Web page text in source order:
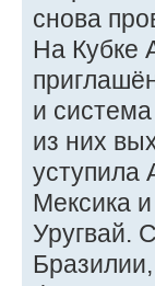
снова
На Кубке
и
из них
уступила
Мексика
Уругвай.